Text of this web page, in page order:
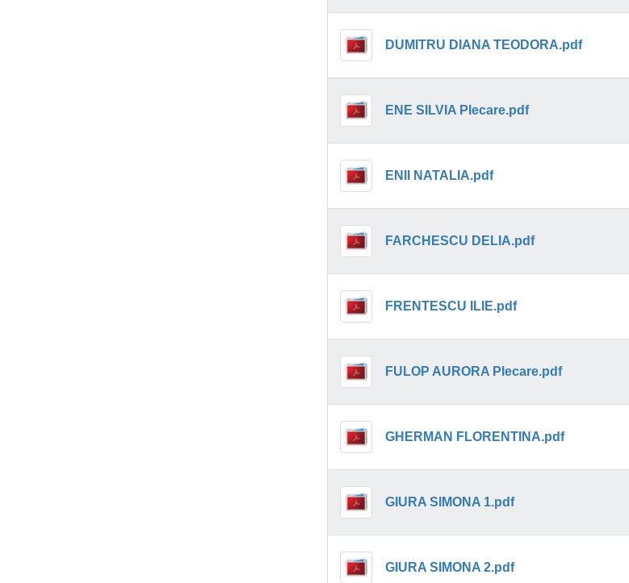
DUMITRU DIANA TEODORA.pdf
ENE SILVIA Plecare.pdf
ENII NATALIA.pdf
FARCHESCU DELIA.pdf
FRENTESCU ILIE.pdf
FULOP AURORA Plecare.pdf
GHERMAN FLORENTINA.pdf
GIURA SIMONA 1.pdf
GIURA SIMONA 2.pdf